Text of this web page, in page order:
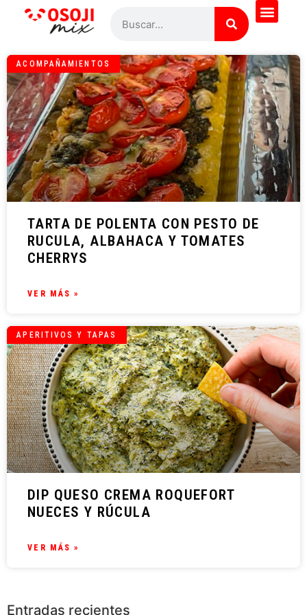
ACOMPAÑAMIENTOS
TARTA DE POLENTA CON PESTO DE
RUCULA, ALBAHACA Y TOMATES
CHERRYS
VER MÁS »
APERITIVOS Y TAPAS
DIP QUESO CREMA ROQUEFORT
NUECES Y RÚCULA
VER MÁS »
Entradas recientes